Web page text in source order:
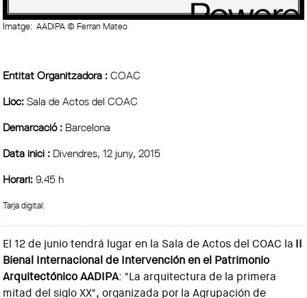
Imatge: AADIPA © Ferran Mateo
Entitat Organitzadora :COAC
Lloc:Sala de Actos del COAC
Demarcació : Barcelona
Data inici : Divendres, 12 juny, 2015
Horari:9.45 h
Tarja digital:
El 12 de junio tendrá lugar en la Sala de Actos del COAC la II
Bienal Internacional de Intervención en el Patrimonio
Arquitectónico AADIPA: "La arquitectura de la primera
mitad del siglo XX", organizada por la Agrupación de